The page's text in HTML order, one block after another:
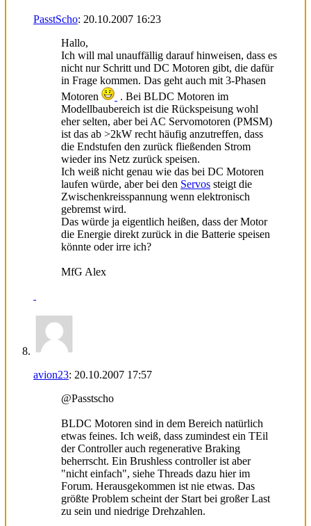
PasstScho: 20.10.2007 16:23
Hallo,
Ich will mal unauffällig darauf hinweisen, dass es
nicht nur Schritt und DC Motoren gibt, die dafür
in Frage kommen. Das geht auch mit 3-Phasen
Motoren
. Bei BLDC Motoren im
Modellbaubereich ist die Rückspeisung wohl
eher selten, aber bei AC Servomotoren (PMSM)
ist das ab >2kW recht häufig anzutreffen, dass
die Endstufen den zurück fließenden Strom
wieder ins Netz zurück speisen.
Ich weiß nicht genau wie das bei DC Motoren
laufen würde, aber bei den Servos steigt die
Zwischenkreisspannung wenn elektronisch
gebremst wird.
Das würde ja eigentlich heißen, dass der Motor
die Energie direkt zurück in die Batterie speisen
könnte oder irre ich?
MfG Alex
avion23: 20.10.2007 17:57
@Passtscho
BLDC Motoren sind in dem Bereich natürlich
etwas feines. Ich weiß, dass zumindest ein TEil
der Controller auch regenerative Braking
beherrscht. Ein Brushless controller ist aber
"nicht einfach", siehe Threads dazu hier im
Forum. Herausgekommen ist nie etwas. Das
größte Problem scheint der Start bei großer Last
zu sein und niedrige Drehzahlen.